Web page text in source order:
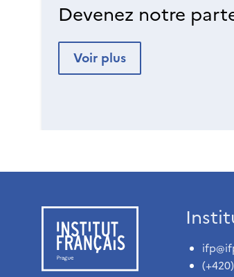
Devenez notre
Voir plus